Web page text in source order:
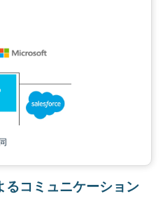
にはCC BY 4.0の表示が必要です。
コミュニケーション